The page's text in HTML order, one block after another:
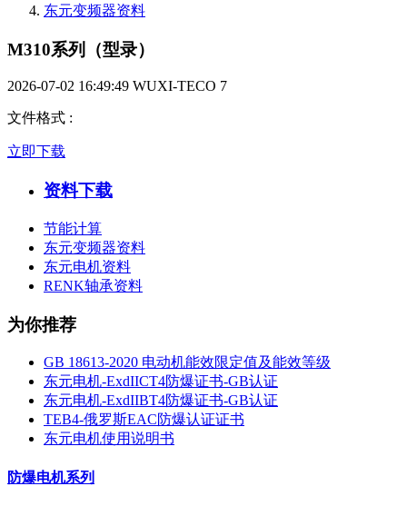
东元变频器资料
M310系列（型录）
2026-07-02 16:49:49 WUXI-TECO 7
文件格式 :
立即下载
资料下载
节能计算
东元变频器资料
东元电机资料
RENK轴承资料
为你推荐
GB 18613-2020 电动机能效限定值及能效等级
东元电机-ExdIICT4防爆证书-GB认证
东元电机-ExdIIBT4防爆证书-GB认证
TEB4-俄罗斯EAC防爆认证证书
东元电机使用说明书
防爆电机系列